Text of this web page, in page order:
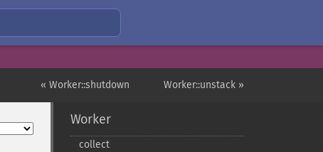
Worker::unstack »
« Worker::shutdown
Worker
collect